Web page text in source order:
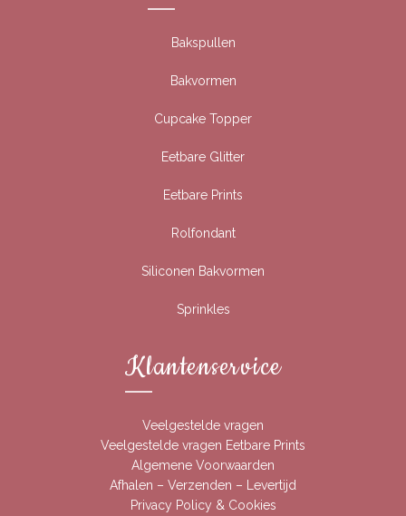
Bakspullen
Bakvormen
Cupcake Topper
Eetbare Glitter
Eetbare Prints
Rolfondant
Siliconen Bakvormen
Sprinkles
Klantenservice
Veelgestelde vragen
Veelgestelde vragen Eetbare Prints
Algemene Voorwaarden
Afhalen – Verzenden – Levertijd
Privacy Policy & Cookies